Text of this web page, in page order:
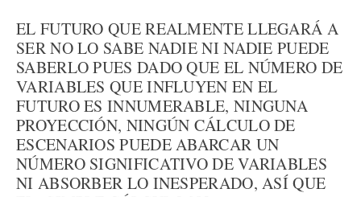
EL FUTURO QUE REALMENTE LLEGARÁ A
SER NO LO SABE NADIE NI NADIE PUEDE
SABERLO PUES DADO QUE EL NÚMERO DE
VARIABLES QUE INFLUYEN EN EL
FUTURO ES INNUMERABLE, NINGUNA
PROYECCIÓN, NINGÚN CÁLCULO DE
ESCENARIOS PUEDE ABARCAR UN
NÚMERO SIGNIFICATIVO DE VARIABLES
NI ABSORBER LO INESPERADO, ASÍ QUE